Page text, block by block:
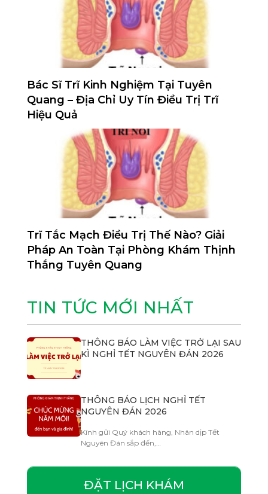
Bác Sĩ Trĩ Kinh Nghiệm Tại Tuyên
Quang – Địa Chỉ Uy Tín Điều Trị Trĩ
Hiệu Quả
Trĩ Tắc Mạch Điều Trị Thế Nào? Giải
Pháp An Toàn Tại Phòng Khám Thịnh
Thắng Tuyên Quang
TIN TỨC MỚI NHẤT
THÔNG BÁO LÀM VIỆC TRỞ LẠI SAU
KÌ NGHỈ TẾT NGUYÊN ĐÁN 2026
THÔNG BÁO LỊCH NGHỈ TẾT
NGUYÊN ĐÁN 2026
Kính gửi Quý khách hàng, Nhân dịp Tết
Nguyên Đán sắp đến,…
ĐẶT LỊCH KHÁM